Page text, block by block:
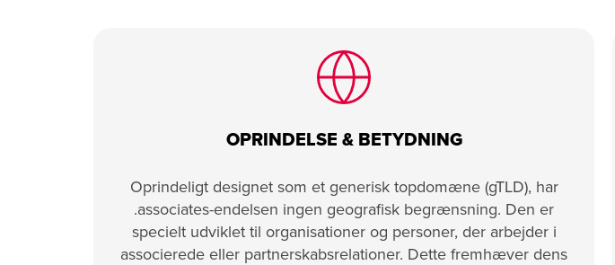
OPRINDELSE & BETYDNING
Oprindeligt designet som et generisk topdomæne (gTLD), har
.associates-endelsen ingen geografisk begrænsning. Den er
specielt udviklet til organisationer og personer, der arbejder i
associerede eller partnerskabsrelationer. Dette fremhæver dens